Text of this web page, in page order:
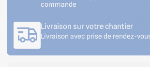
commande
Livraison sur votre chantier
Livraison avec prise de rendez-